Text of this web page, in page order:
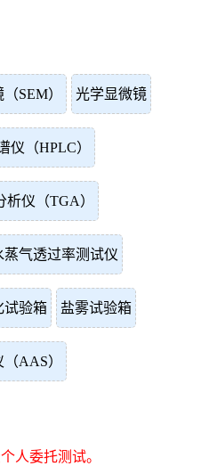
SEM） 光学显微镜
仪（HPLC）
析仪（TGA）
蒸气透过率测试仪
试验箱 盐雾试验箱
AAS）
人委托测试。